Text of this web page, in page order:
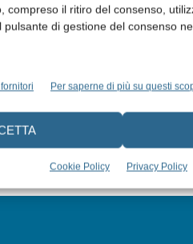
compreso il ritiro del consenso,
pulsante di gestione del consenso
Per saperne di più su questi
Cookie Policy Privacy Policy